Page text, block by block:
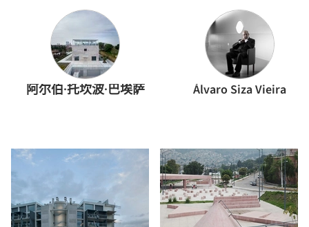
阿尔伯·托坎波·巴埃萨 Álvaro Siza Vieira